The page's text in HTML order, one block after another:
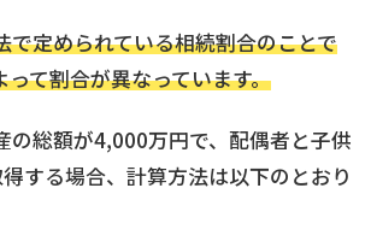
で定められている相続割合のことで
って割合が異なっています。
の総額が4,000万円で、配偶者と子供
する場合、計算方法は以下のとおり